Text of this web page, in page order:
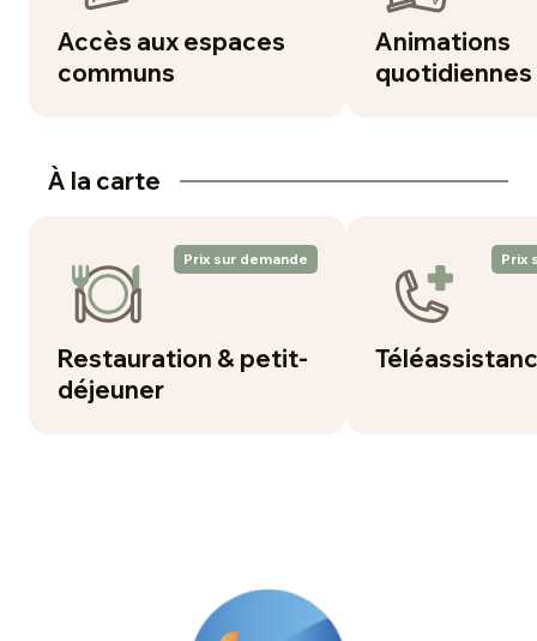
Accès aux espaces
communs
Animations
quotidiennes
À la carte
Prix sur demande
Restauration & petit-
déjeuner
Prix